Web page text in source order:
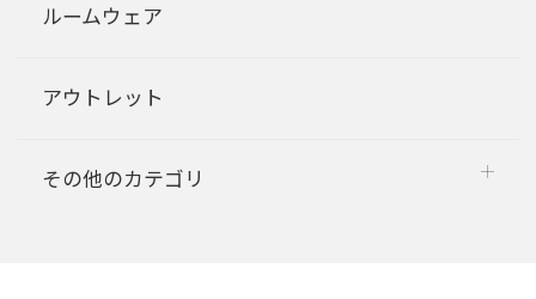
ルームウェア
アウトレット
その他のカテゴリ